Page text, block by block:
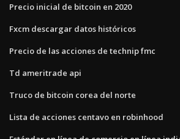
Precio inicial de bitcoin en 2020
Fxcm descargar datos históricos
Precio de las acciones de technip fmc
Td ameritrade api
Truco de bitcoin corea del norte
Lista de acciones centavo en robinhood